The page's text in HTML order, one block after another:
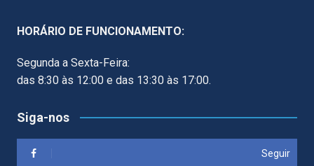
HORÁRIO DE FUNCIONAMENTO:
Segunda a Sexta-Feira:
das 8:30 às 12:00 e das 13:30 às 17:00.
Siga-nos
Seguir